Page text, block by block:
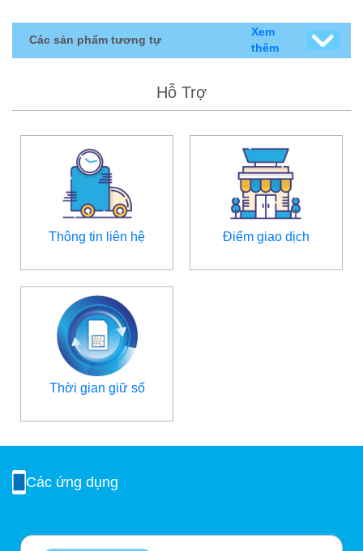
Các sản phẩm tương tự
Xem
thêm
Hỗ Trợ
Thông tin liên hệ Điểm giao dịch
Thời gian giữ số
Các ứng dụng